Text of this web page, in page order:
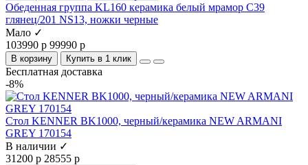
Обеденная группа KL160 керамика белый мрамор С39
глянец/201 NS13, ножки черные
Мало ✓
103990 р 99990 р
В корзину Купить в 1 клик
Бесплатная доставка
-8%
Стол KENNER BK1000, черный/керамика NEW ARMANI
GREY 170154
В наличии ✓
31200 р 28555 р